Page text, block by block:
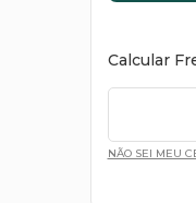
Calcular
NÃO SEI MEU